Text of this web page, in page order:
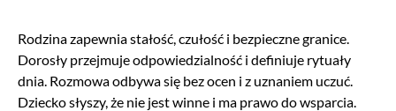
Rodzina zapewnia stałość, czułość i bezpieczne granice.
Dorosły przejmuje odpowiedzialność i definiuje rytuały
dnia. Rozmowa odbywa się bez ocen i z uznaniem uczuć.
Dziecko słyszy, że nie jest winne i ma prawo do wsparcia.